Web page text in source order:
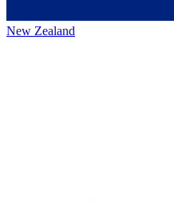
New Zealand